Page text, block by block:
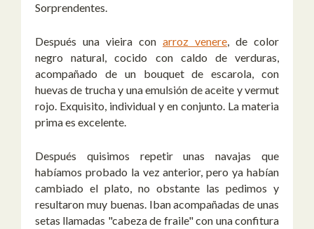
Sorprendentes.
Después una vieira con arroz venere, de color
negro natural, cocido con caldo de verduras,
acompañado de un bouquet de escarola, con
huevas de trucha y una emulsión de aceite y vermut
rojo. Exquisito, individual y en conjunto. La materia
prima es excelente.
Después quisimos repetir unas navajas que
habíamos probado la vez anterior, pero ya habían
cambiado el plato, no obstante las pedimos y
resultaron muy buenas. Iban acompañadas de unas
setas llamadas "cabeza de fraile" con una confitura